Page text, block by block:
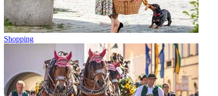
Shopping